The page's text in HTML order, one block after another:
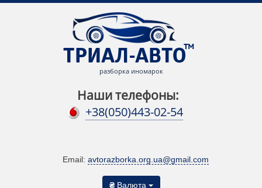
разборка иномарок
Наши телефоны:
+38(050)443-02-54
Email: avtorazborka.org.ua@gmail.com
₴ Валюта